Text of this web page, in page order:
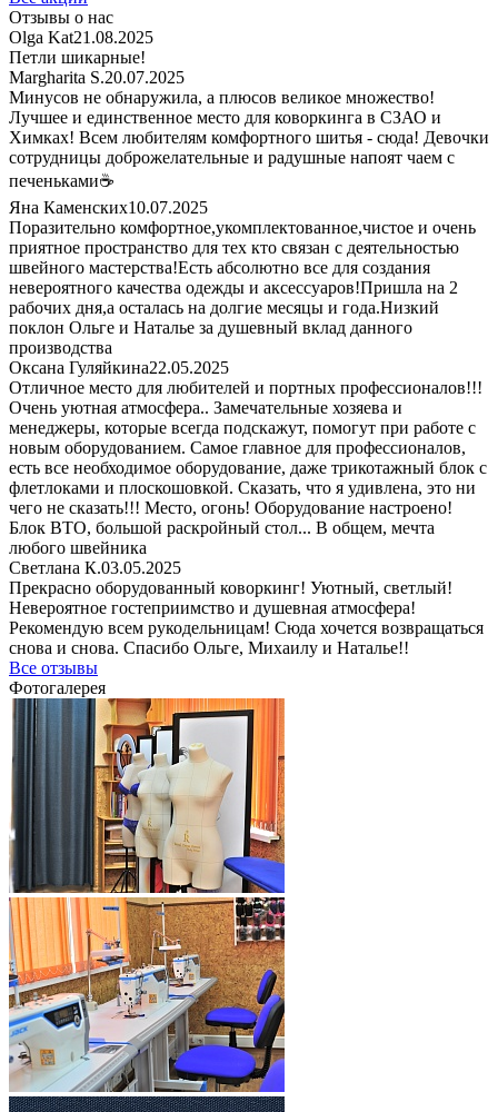
Отзывы о нас
Olga Kat21.08.2025
Петли шикарные!
Margharita S.20.07.2025
Минусов не обнаружила, а плюсов великое множество!
Лучшее и единственное место для коворкинга в СЗАО и
Химках! Всем любителям комфортного шитья - сюда! Девочки
сотрудницы доброжелательные и радушные напоят чаем с
печеньками☕
Яна Каменских10.07.2025
Поразительно комфортное,укомплектованное,чистое и очень
приятное пространство для тех кто связан с деятельностью
швейного мастерства!Есть абсолютно все для создания
невероятного качества одежды и аксессуаров!Пришла на 2
рабочих дня,а осталась на долгие месяцы и года.Низкий
поклон Ольге и Наталье за душевный вклад данного
производства
Оксана Гуляйкина22.05.2025
Отличное место для любителей и портных профессионалов!!!
Очень уютная атмосфера.. Замечательные хозяева и
менеджеры, которые всегда подскажут, помогут при работе с
новым оборудованием. Самое главное для профессионалов,
есть все необходимое оборудование, даже трикотажный блок с
флетлоками и плоскошовкой. Сказать, что я удивлена, это ни
чего не сказать!!! Место, огонь! Оборудование настроено!
Блок ВТО, большой раскройный стол... В общем, мечта
любого швейника
Светлана К.03.05.2025
Прекрасно оборудованный коворкинг! Уютный, светлый!
Невероятное гостеприимство и душевная атмосфера!
Рекомендую всем рукодельницам! Сюда хочется возвращаться
снова и снова. Спасибо Ольге, Михаилу и Наталье!!
Все отзывы
Фотогалерея